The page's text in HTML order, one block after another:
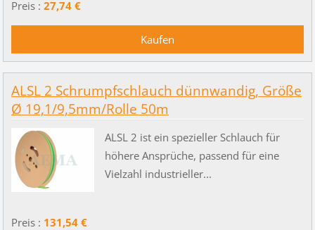
Preis : 27,74 €
ALSL 2 Schrumpfschlauch dünnwandig, Größe
Ø 19,1/9,5mm/Rolle 50m
ALSL 2 ist ein spezieller Schlauch für
höhere Ansprüche, passend für eine
Vielzahl industrieller...
Preis : 131,54 €